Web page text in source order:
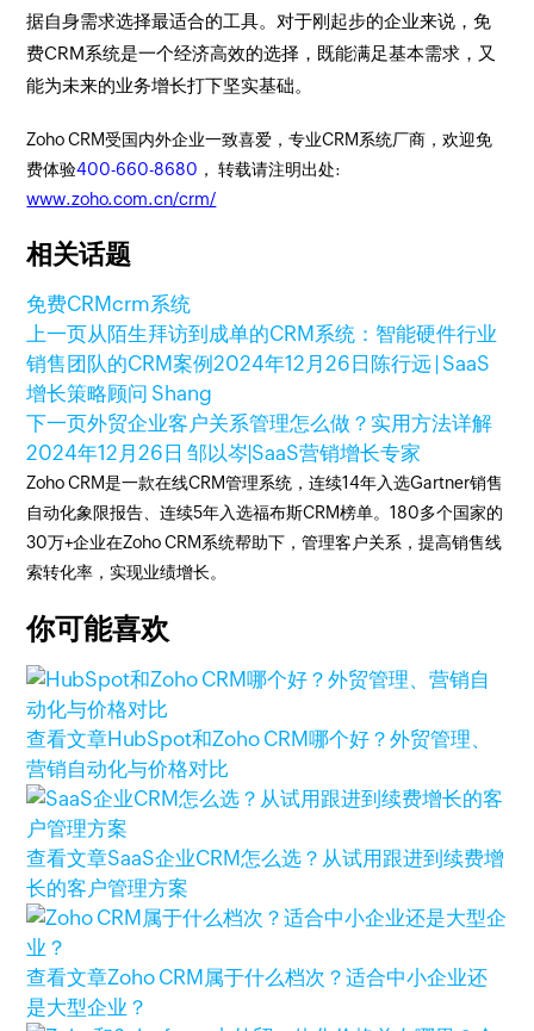
据自身需求选择最适合的工具。对于刚起步的企业来说，免
费CRM系统是一个经济高效的选择，既能满足基本需求，又
能为未来的业务增长打下坚实基础。
Zoho CRM受国内外企业一致喜爱，专业CRM系统厂商，欢迎免
费体验400-660-8680 ， 转载请注明出处:
www.zoho.com.cn/crm/
相关话题
免费CRMcrm系统
上一页从陌生拜访到成单的CRM系统：智能硬件行业
销售团队的CRM案例2024年12月26日 陈行远 | SaaS
增长策略顾问 Shang
下一页外贸企业客户关系管理怎么做？实用方法详解
2024年12月26日 邹以岑|SaaS营销增长专家
Zoho CRM是一款在线CRM管理系统，连续14年入选Gartner销售
自动化象限报告、连续5年入选福布斯CRM榜单。180多个国家的
30万+企业在Zoho CRM系统帮助下，管理客户关系，提高销售线
索转化率，实现业绩增长。
你可能喜欢
查看文章HubSpot和Zoho CRM哪个好？外贸管理、
营销自动化与价格对比
查看文章SaaS企业CRM怎么选？从试用跟进到续费增
长的客户管理方案
查看文章Zoho CRM属于什么档次？适合中小企业还
是大型企业？